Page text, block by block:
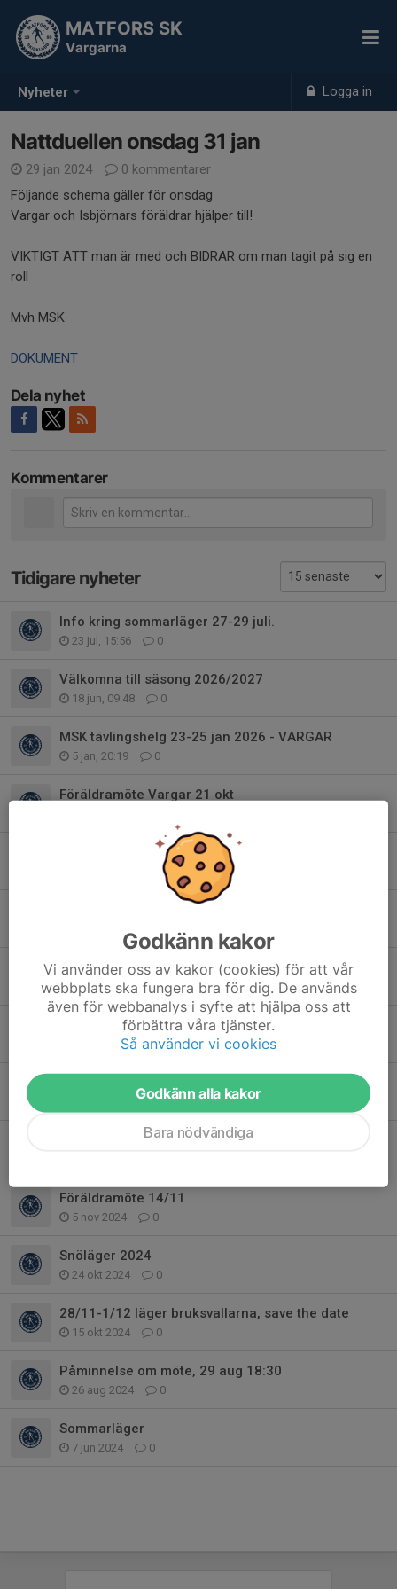
Nyheter Logga in
MATFORS SK
Vargarna
Nattduellen onsdag 31 jan
29 jan 2024
0 kommentarer
Följande schema gäller för onsdag
Vargar och Isbjörnars föräldrar hjälper till!
VIKTIGT ATT man är med och BIDRAR om man tagit på sig en
roll
Mvh MSK
DOKUMENT
Dela nyhet
Kommentarer
Tidigare nyheter
Info kring sommarläger 27-29 juli.
23 jul, 15:56 0
Välkomna till säsong 2026/2027
18 jun, 09:48 0
MSK tävlingshelg 23-25 jan 2026 - VARGAR
5 jan, 20:19 0
Föräldramöte Vargar 21 okt
Inbjudan Snöläger
Höstläger Sollefteå vargarna
Läger Sollefteå 26 - 28 sep
20 aug 2025 1
Träning barmark
10 aug 2025 0
0
Inför säsongen 25/26
Föräldramöte 14/11
5 nov 2024 0
Snöläger 2024
24 okt 2024 0
28/11-1/12 läger bruksvallarna, save the date
15 okt 2024 0
Påminnelse om möte, 29 aug 18:30
26 aug 2024 0
Sommarläger
7 jun 2024 0
Godkänn kakor
Vi använder oss av kakor (cookies) för att vår
webbplats ska fungera bra för dig. De används
även för webbanalys i syfte att hjälpa oss att
förbättra våra tjänster.
Så använder vi cookies
Godkänn alla kakor
Bara nödvändiga